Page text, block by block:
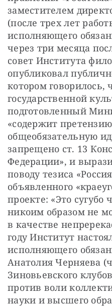
заместителем
(после трех лет
исполняющего
через три месяца
совет Института
опубликовал
котором говорилось,
государственной
подготовленный
«содержит
общеобязательную
запрещено ст. 13
Федерации», и
поводу тезиса
объявленного
проекте: «Это сугубо
никоим образом не
в качестве
году Институт
исполняющего
Анатолия Черняева
Зиновьевского
против воли
науки и высшего